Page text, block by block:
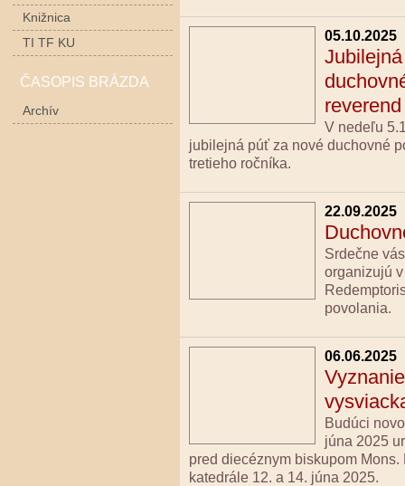
Knižnica
TI TF KU
ČASOPIS BRÁZDA
Archív
05.10.2025
reverend
V nedeľu
jubilejná púť za nové duchovné
tretieho ročníka.
22.09.2025
Srdečne
organizujú
povolania.
06.06.2025
Budúci
júna 2025
pred diecéznym biskupom
katedrále 12. a 14. júna 2025.